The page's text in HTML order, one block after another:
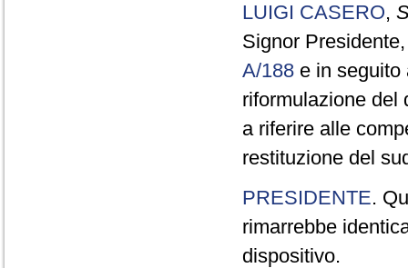
LUIGI CASERO,
Signor
A/188 e in seguito
riformulazione del
a riferire alle
restituzione del
PRESIDENTE.
rimarrebbe
dispositivo.